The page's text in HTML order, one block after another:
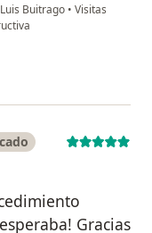
Buitrago • Visitas
Gracias